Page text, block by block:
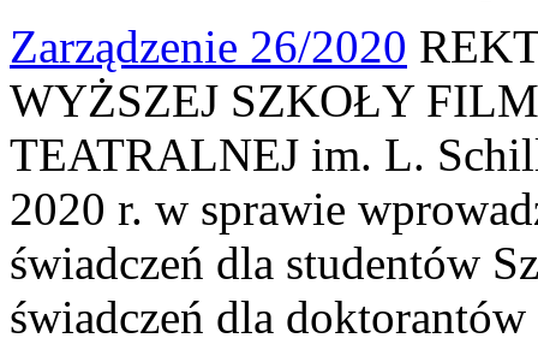
Zarządzenie 26/2020
WYŻSZEJ SZKOŁY
TEATRALNEJ im. L.
2020 r. w sprawie
świadczeń dla studentów
świadczeń dla